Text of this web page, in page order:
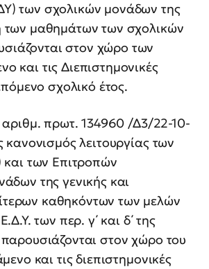
των σχολικών μονάδων της
των μαθημάτων των σχολικών
στον χώρο των
και τις Διεπιστημονικές
σχολικό έτος.
αριθμ. πρωτ. 134960 /Δ3/22-10-
λειτουργίας των
και των Επιτροπών
της γενικής και
καθηκόντων των μελών
των περ. γ΄ και δ΄ της
στον χώρο του
και τις διεπιστημονικές